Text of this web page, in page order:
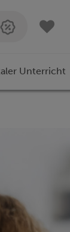
Unterricht